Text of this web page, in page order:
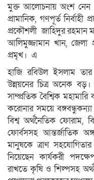
মুক্ত আলোচনায় অংশ নেন
প্রামানিক, গণপূর্ত
প্রকৌশলী জাহিদুর রহমান
আলিমুজ্জামান খান, জেলা
প্রমৃখ। এ
হাজি রবিউল ইসলাম তার
উন্নয়নের চিত্র অনেক
সাম্প্রতিক বৈশ্বিক
করোনার সময়ে
বিশ্ব অর্থনৈতিক ফোরাম,
ফোর্বসসহ আন্তর্জাতিক
মানুষকে ত্রাণ
নিয়েছেন কার্যকরী
রাখতে কৃষি ও শিল্পসহ